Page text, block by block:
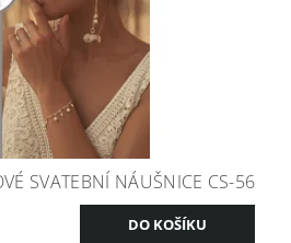
SVATEBNÍ NÁUŠNICE CS-56